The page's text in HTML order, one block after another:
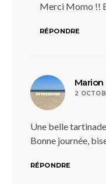
Merci Momo !!
RÉPONDRE
Marion
2
Une belle
Bonne journée,
RÉPONDRE